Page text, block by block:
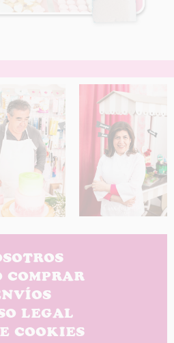
COMPRAR
LEGAL
COOKIES